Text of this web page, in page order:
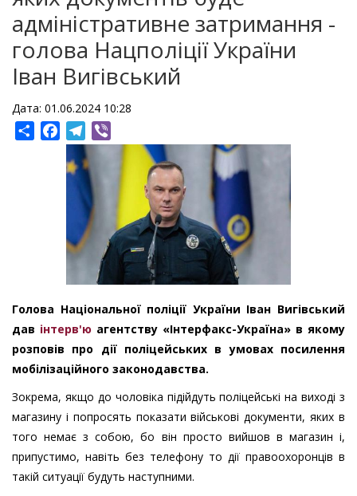
адміністративне затримання -
голова Нацполіції України
Іван Вигівський
Дата: 01.06.2024 10:28
ShareFacebookTelegram
Голова Національної поліції України Іван Вигівський
дав інтерв'ю агентству «Інтерфакс-Україна» в якому
розповів про дії поліцейських в умовах посилення
мобілізаційного законодавства.
Зокрема, якщо до чоловіка підійдуть поліцейські на виході з
магазину і попросять показати військові документи, яких в
того немає з собою, бо він просто вийшов в магазин і,
припустимо, навіть без телефону то дії правоохоронців в
такій ситуації будуть наступними.